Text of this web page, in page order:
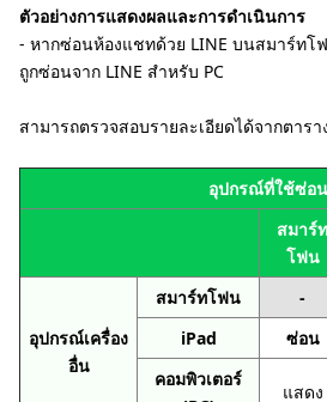
ตัวอย่างการแสดงผลและการดำเนินการ
- หากซ่อนห้องแชทด้วย LINE บนสมาร์ทโ
ถูกซ่อนจาก LINE สำหรับ PC
สามารถตรวจสอบรายละเอียดได้จากตาร
อุปกรณ์ที่ใช้ซ่อน
สมาร์ท
โฟน
อุปกรณ์เครื่อง
อื่น
สมาร์ทโฟน -
iPad
ซ่อน
คอมพิวเตอร์
แสดง